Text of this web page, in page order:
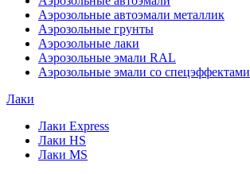
Аэрозольные автоэмали металлик
Аэрозольные грунты
Аэрозольные лаки
Аэрозольные эмали RAL
Аэрозольные эмали со спецэффектами
Лаки
Лаки Express
Лаки HS
Лаки MS